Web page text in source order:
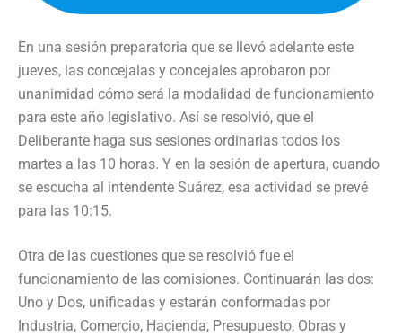
En una sesión preparatoria que se llevó adelante este
jueves, las concejalas y concejales aprobaron por
unanimidad cómo será la modalidad de funcionamiento
para este año legislativo. Así se resolvió, que el
Deliberante haga sus sesiones ordinarias todos los
martes a las 10 horas. Y en la sesión de apertura, cuando
se escucha al intendente Suárez, esa actividad se prevé
para las 10:15.
Otra de las cuestiones que se resolvió fue el
funcionamiento de las comisiones. Continuarán las dos:
Uno y Dos, unificadas y estarán conformadas por
Industria, Comercio, Hacienda, Presupuesto, Obras y